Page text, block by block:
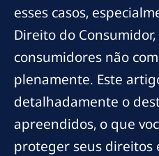
esses casos,
Direito do
consumidores não
plenamente. Este
detalhadamente o
apreendidos, o que
proteger seus direitos